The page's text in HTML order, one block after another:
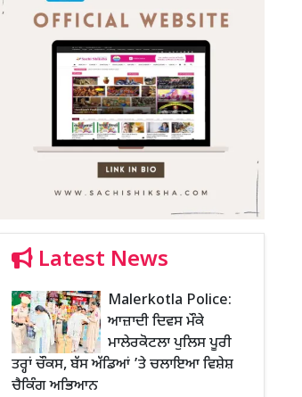
Latest News
Malerkotla Police:
ਆਜ਼ਾਦੀ ਦਿਵਸ ਮੌਕੇ
ਮਾਲੇਰਕੋਟਲਾ ਪੁਲਿਸ ਪੂਰੀ
ਤਰ੍ਹਾਂ ਚੌਕਸ, ਬੱਸ ਅੱਡਿਆਂ ’ਤੇ ਚਲਾਇਆ ਵਿਸ਼ੇਸ਼
ਚੈਕਿੰਗ ਅਭਿਆਨ